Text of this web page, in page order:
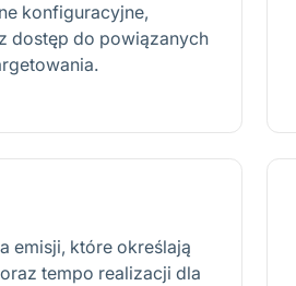
konfiguracyjne,
dostęp do powiązanych
emisji, które określają
tempo realizacji dla